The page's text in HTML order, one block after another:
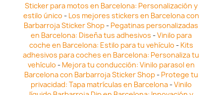
Sticker para motos en Barcelona: Personalización y
estilo único - Los mejores stickers en Barcelona con
Barbarroja Sticker Shop- Pegatinas personalizadas
en Barcelona: Diseña tus adhesivos -Vinilo para
coche en Barcelona: Estilo para tu vehículo - Kits
adhesivos para coches en Barcelona: Personaliza tu
vehículo - Mejora tu conducción: Vinilo parasol en
Barcelona con Barbarroja Sticker Shop- Protege tu
privacidad: Tapa matrículas en Barcelona-Vinilo